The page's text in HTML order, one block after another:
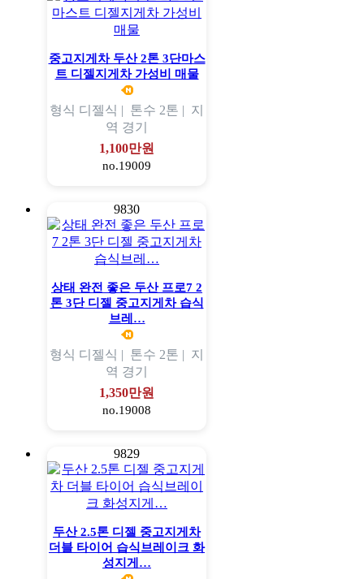
중고지게차 두산 2톤 3단마스
트 디젤지게차 가성비 매물
형식 디젤식 | 톤수 2톤 | 지
역 경기
1,100만원
no.19009
9830
상태 완전 좋은 두산 프로7 2
톤 3단 디젤 중고지게차 습식
브레…
형식 디젤식 | 톤수 2톤 | 지
역 경기
1,350만원
no.19008
9829
두산 2.5톤 디젤 중고지게차
더블 타이어 습식브레이크 화
성지게…